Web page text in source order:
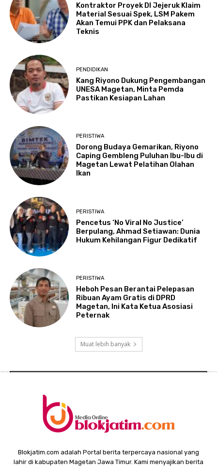
Kontraktor Proyek DI Jejeruk Klaim
Material Sesuai Spek, LSM Pakem
Akan Temui PPK dan Pelaksana
Teknis
PENDIDIKAN
Kang Riyono Dukung Pengembangan
UNESA Magetan, Minta Pemda
Pastikan Kesiapan Lahan
PERISTIWA
Dorong Budaya Gemarikan, Riyono
Caping Gembleng Puluhan Ibu-Ibu di
Magetan Lewat Pelatihan Olahan
Ikan
PERISTIWA
Pencetus ‘No Viral No Justice’
Berpulang, Ahmad Setiawan: Dunia
Hukum Kehilangan Figur Dedikatif
PERISTIWA
Heboh Pesan Berantai Pelepasan
Ribuan Ayam Gratis di DPRD
Magetan, Ini Kata Ketua Asosiasi
Peternak
Muat lebih banyak
Blokjatim.com adalah Portal berita terpercaya nasional yang
lahir di kabupaten Magetan Jawa Timur. Kami menyajikan berita